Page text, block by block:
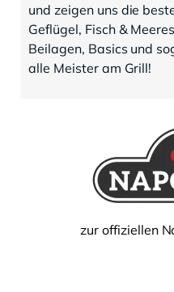
und zeigen uns die
Geflügel, Fisch &
Beilagen, Basics und
alle Meister am Grill!
zur offiziellen